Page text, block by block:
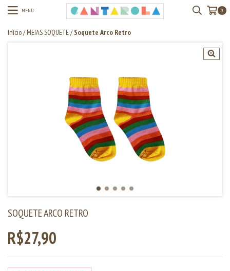
MENU 0
Início/ MEIAS SOQUETE/ Soquete Arco Retro
SOQUETE ARCO RETRO
R$27,90